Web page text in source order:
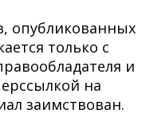
опубликованных
только с
и
на
заимствован.